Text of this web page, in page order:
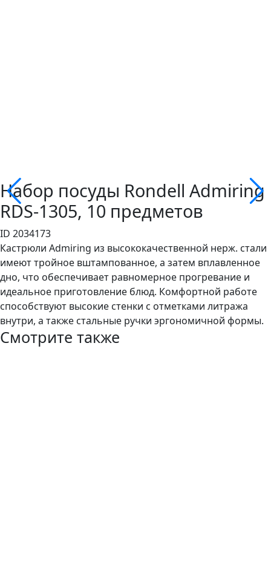
Набор посуды Rondell Admiring
RDS-1305, 10 предметов
ID 2034173
Кастрюли Admiring из высококачественной нерж. стали
имеют тройное вштампованное, а затем вплавленное
дно, что обеспечивает равномерное прогревание и
идеальное приготовление блюд. Комфортной работе
способствуют высокие стенки с отметками литража
внутри, а также стальные ручки эргономичной формы.
Смотрите также